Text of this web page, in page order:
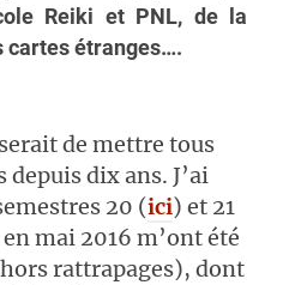
Reiki et PNL, de la
cartes étranges….
de mettre tous
depuis dix ans. J’ai
20 (ici) et 21
mai 2016 m’ont été
rattrapages), dont